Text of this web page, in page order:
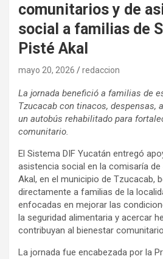
comunitarios y de
social a familias de
Pisté Akal
mayo 20, 2026 redaccion
La jornada benefició a familias de
Tzucacab con tinacos, despensas,
un autobús rehabilitado para
comunitario.
El Sistema DIF Yucatán entregó
asistencia social en la comisaría de
Akal, en el municipio de Tzucacab,
directamente a familias de la
enfocadas en mejorar las
la seguridad alimentaria y acercar
contribuyan al bienestar
La jornada fue encabezada por la